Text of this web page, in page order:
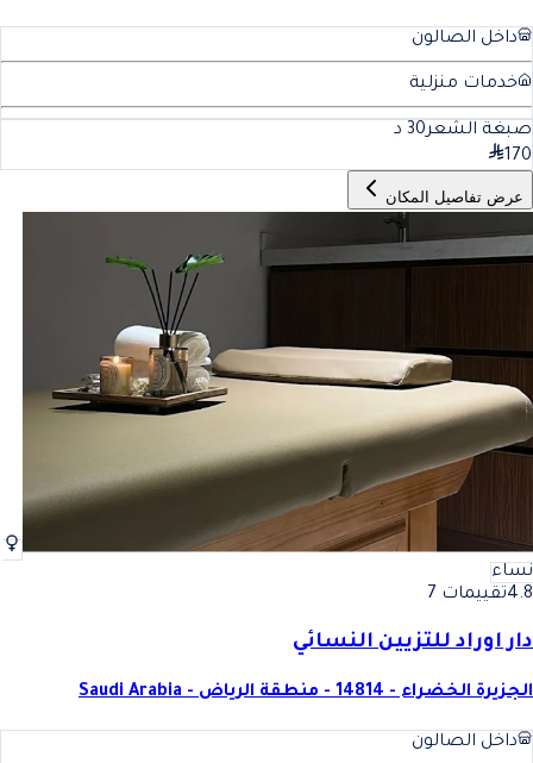
داخل الصالون
خدمات منزلية
صبغة الشعر30 د
170
عرض تفاصيل المكان
نساء
4.8تقييمات 7
دار اوراد للتزيين النسائي
الجزيرة الخضراء - 14814 - منطقة الرياض - Saudi Arabia
داخل الصالون